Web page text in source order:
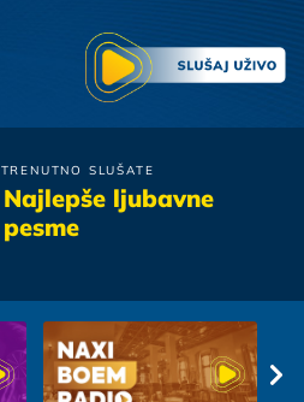
TRENUTNO SLUŠATE
Najlepše ljubavne
pesme
Zana